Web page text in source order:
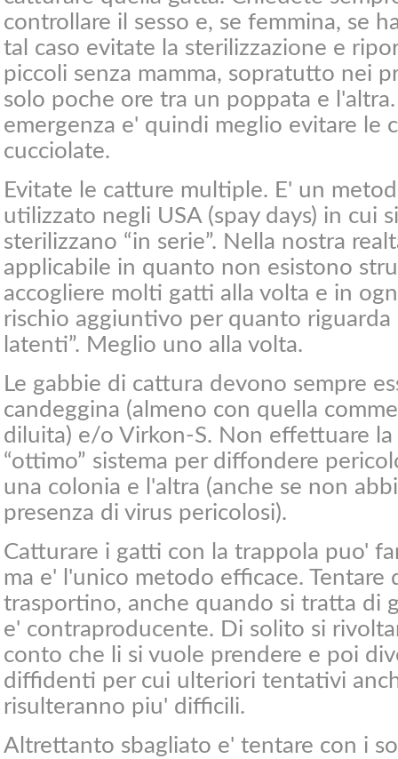
controllare il sesso e, se femmina, se
tal caso evitate la sterilizzazione e
piccoli senza mamma, sopratutto nei
solo poche ore tra un poppata e
emergenza e' quindi meglio evitare le
cucciolate.
Evitate le catture multiple. E' un
utilizzato negli USA (spay days) in cui
sterilizzano “in serie”. Nella nostra
applicabile in quanto non esistono
accogliere molti gatti alla volta e in
rischio aggiuntivo per quanto
latenti”. Meglio uno alla volta.
Le gabbie di cattura devono sempre
candeggina (almeno con quella
diluita) e/o Virkon-S. Non effettuare
“ottimo” sistema per diffondere
una colonia e l'altra (anche se non
presenza di virus pericolosi).
Catturare i gatti con la trappola puo'
ma e' l'unico metodo efficace. Tentare
trasportino, anche quando si tratta di
e' contraproducente. Di solito si
conto che li si vuole prendere e poi
diffidenti per cui ulteriori tentativi
risulteranno piu' difficili.
Altrettanto sbagliato e' tentare con i